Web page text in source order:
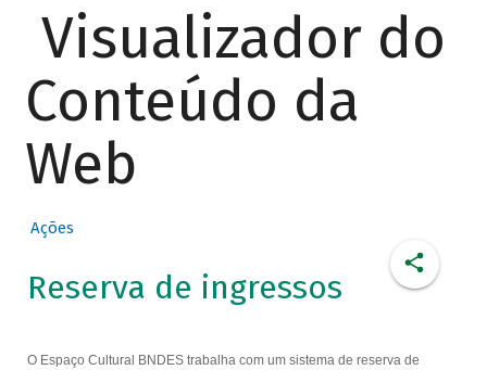
Visualizador do
Conteúdo da
Web
Ações
Reserva de ingressos
O Espaço Cultural BNDES trabalha com um sistema de reserva de